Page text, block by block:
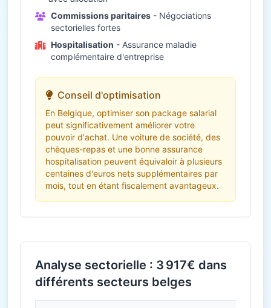
Commissions paritaires - Négociations
sectorielles fortes
Hospitalisation - Assurance maladie
complémentaire d'entreprise
Conseil d'optimisation
En Belgique, optimiser son package salarial
peut significativement améliorer votre
pouvoir d'achat. Une voiture de société, des
chèques-repas et une bonne assurance
hospitalisation peuvent équivaloir à plusieurs
centaines d'euros nets supplémentaires par
mois, tout en étant fiscalement avantageux.
Analyse sectorielle : 3 917€ dans
différents secteurs belges